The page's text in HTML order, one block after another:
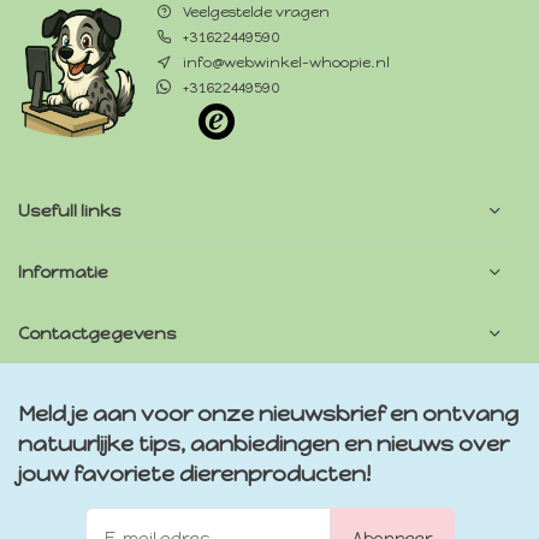
Veelgestelde vragen
+31622449590
info@webwinkel-whoopie.nl
+31622449590
Usefull links
Informatie
Contactgegevens
Meld je aan voor onze nieuwsbrief en ontvang
natuurlijke tips, aanbiedingen en nieuws over
jouw favoriete dierenproducten!